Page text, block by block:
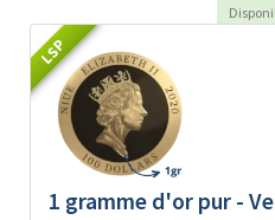
LSP
1 gramme d'or pur -